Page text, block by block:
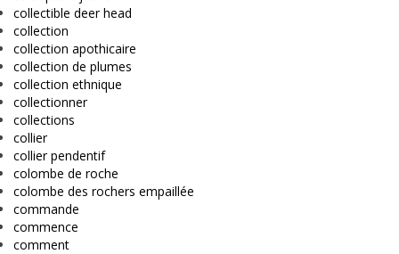
collectible deer head
collection
collection apothicaire
collection de plumes
collection ethnique
collectionner
collections
collier
collier pendentif
colombe de roche
colombe des rochers empaillée
commande
commence
comment